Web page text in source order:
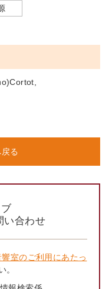
る
い合わせ
室のご利用にあたっ
。